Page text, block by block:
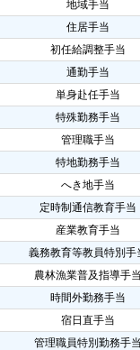
地域手当
住居手当
初任給調整手当
通勤手当
単身赴任手当
特殊勤務手当
管理職手当
特地勤務手当
へき地手当
定時制通信教育手当
産業教育手当
義務教育等教員特別手
農林漁業普及指導手当
時間外勤務手当
宿日直手当
管理職員特別勤務手当